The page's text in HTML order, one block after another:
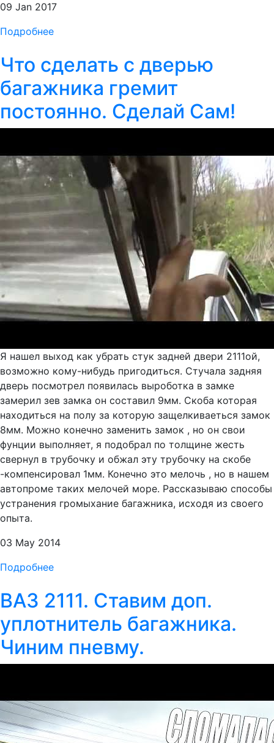
09 Jan 2017
Подробнее
Что сделать с дверью
багажника гремит
постоянно. Сделай Сам!
Я нашел выход как убрать стук задней двери 2111ой,
возможно кому-нибудь пригодиться. Стучала задняя
дверь посмотрел появилась выроботка в замке
замерил зев замка он составил 9мм. Скоба которая
находиться на полу за которую защелкиваеться замок
8мм. Можно конечно заменить замок , но он свои
фунции выполняет, я подобрал по толщине жесть
свернул в трубочку и обжал эту трубочку на скобе
-компенсировал 1мм. Конечно это мелочь , но в нашем
автопроме таких мелочей море. Рассказываю способы
устранения громыхание багажника, исходя из своего
опыта.
03 May 2014
Подробнее
ВАЗ 2111. Ставим доп.
уплотнитель багажника.
Чиним пневму.